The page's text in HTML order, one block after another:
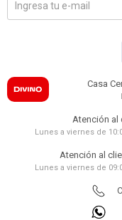
Casa
Atención al
Lunes a viernes de
Atención al
Lunes a viernes de